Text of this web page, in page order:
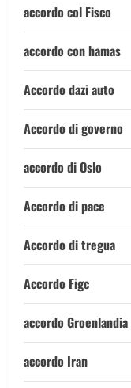
accordo col Fisco
accordo con hamas
Accordo dazi auto
Accordo di governo
accordo di Oslo
Accordo di pace
Accordo di tregua
Accordo Figc
accordo Groenlandia
accordo Iran